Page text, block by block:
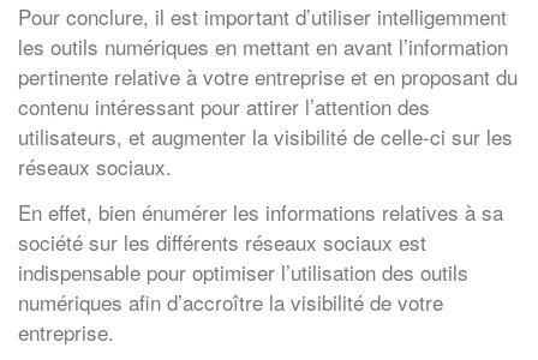
Pour conclure, il est important d’utiliser intelligemment
les outils numériques en mettant en avant l’information
pertinente relative à votre entreprise et en proposant du
contenu intéressant pour attirer l’attention des
utilisateurs, et augmenter la visibilité de celle-ci sur les
réseaux sociaux.
En effet, bien énumérer les informations relatives à sa
société sur les différents réseaux sociaux est
indispensable pour optimiser l’utilisation des outils
numériques afin d’accroître la visibilité de votre
entreprise.